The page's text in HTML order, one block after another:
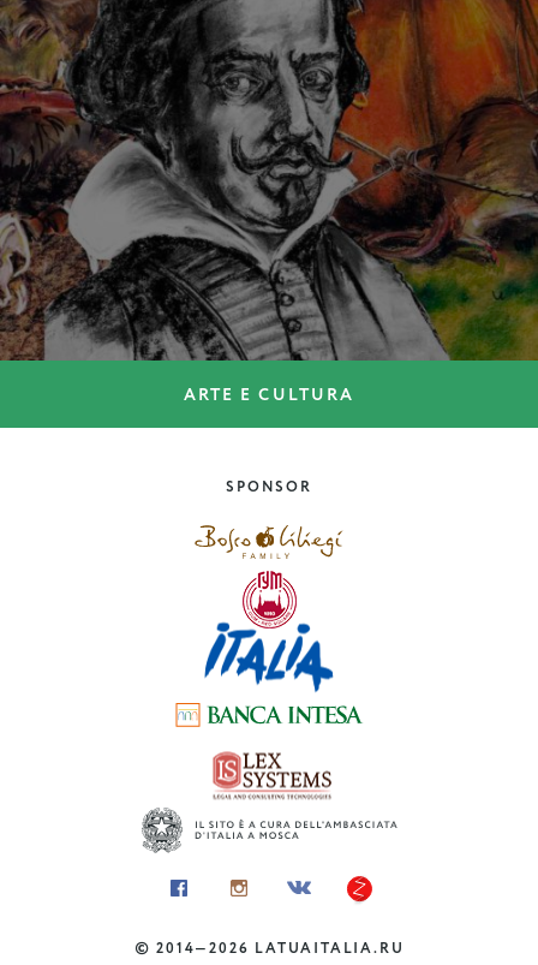
MADE IN ITALY
ARTE E CULTURA
SPONSOR
© 2014—2026 LATUAITALIA.RU